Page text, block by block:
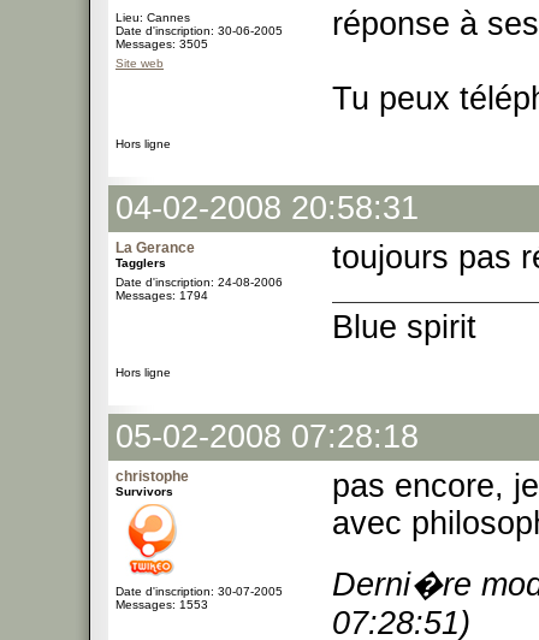
Lieu: Cannes
Date d'inscription: 30-06-2005
Messages: 3505
Site web
réponse à
Tu peux
Hors ligne
04-02-2008 20:58:31
La Gerance
Tagglers
Date d'inscription: 24-08-2006
Messages: 1794
toujours pas
Blue spirit
Hors ligne
05-02-2008 07:28:18
christophe
Survivors
Date d'inscription: 30-07-2005
Messages: 1553
pas encore,
avec
Derni�re
07:28:51)